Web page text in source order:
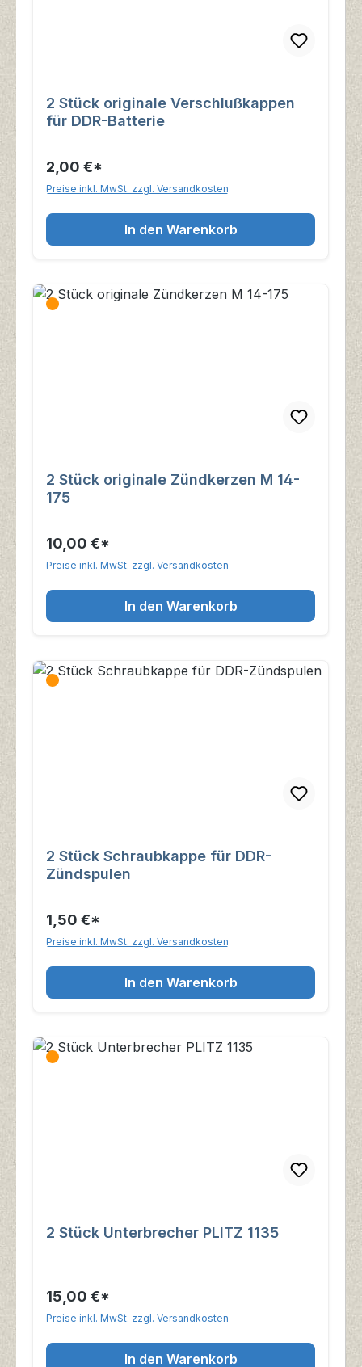
2 Stück originale Verschlußkappen
für DDR-Batterie
2,00 €*
Preise inkl. MwSt. zzgl. Versandkosten
In den Warenkorb
2 Stück originale Zündkerzen M 14-
175
10,00 €*
Preise inkl. MwSt. zzgl. Versandkosten
In den Warenkorb
2 Stück Schraubkappe für DDR-
Zündspulen
1,50 €*
Preise inkl. MwSt. zzgl. Versandkosten
In den Warenkorb
2 Stück Unterbrecher PLITZ 1135
15,00 €*
Preise inkl. MwSt. zzgl. Versandkosten
In den Warenkorb